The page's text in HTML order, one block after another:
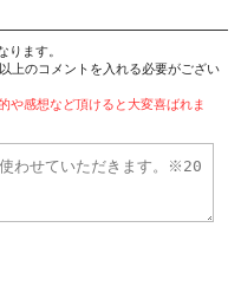
ります。
上のコメントを入れる必要がござい
や感想など頂けると大変喜ばれま